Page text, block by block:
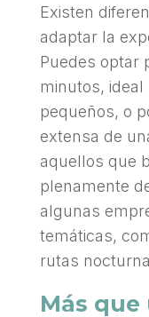
Existen
adaptar la
Puedes optar
minutos, ideal
pequeños, o
extensa de
aquellos que
plenamente
algunas
temáticas,
rutas
Más